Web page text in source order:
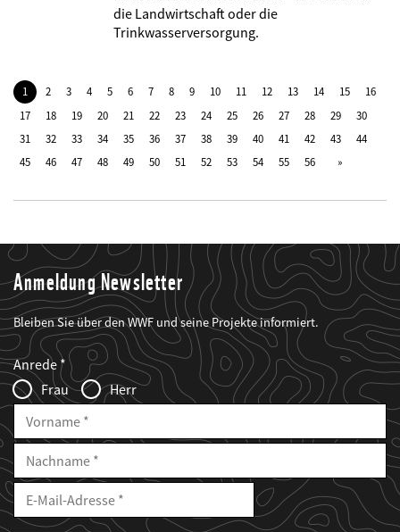
die Landwirtschaft oder die
Trinkwasserversorgung.
1 2 3 4 5 6 7 8 9 10 11 12 13 14 15
16
17
18 19 20 21 22 23 24 25 26 27 28 29
30
31
32 33 34 35 36 37 38 39 40 41 42 43
44
45
46 47 48 49 50 51 52 53 54 55 56
Anmeldung Newsletter
Bleiben Sie über den WWF und seine Projekte informiert.
Web2Case
Infofelder
Fieldset
anrede_name
Anrede
Frau
Herr
Vorname
Nachname
E-
Mailadresse
E-
Adresse